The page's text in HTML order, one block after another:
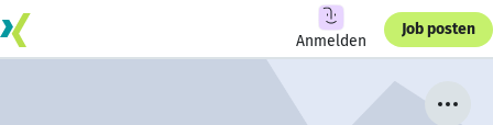
Anmelden
Job posten